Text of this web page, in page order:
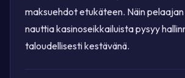
maksuehdot etukäteen. Näin pelaajan
nauttia kasinoseikkailuista pysyy
taloudellisesti kestävänä.